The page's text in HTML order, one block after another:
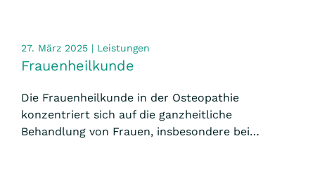
27. März 2025 | Leistungen
Frauenheilkunde
Die Frauenheilkunde in der Osteopathie
konzentriert sich auf die ganzheitliche
Behandlung von Frauen, insbesondere bei…